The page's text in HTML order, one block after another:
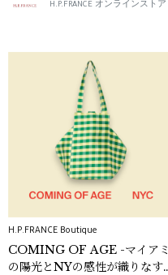
H.P.FRANCE オンラインストア
H.P.FRANCE Boutique
COMING OF AGE -マイアミ
の陽光とNYの感性が織りなす